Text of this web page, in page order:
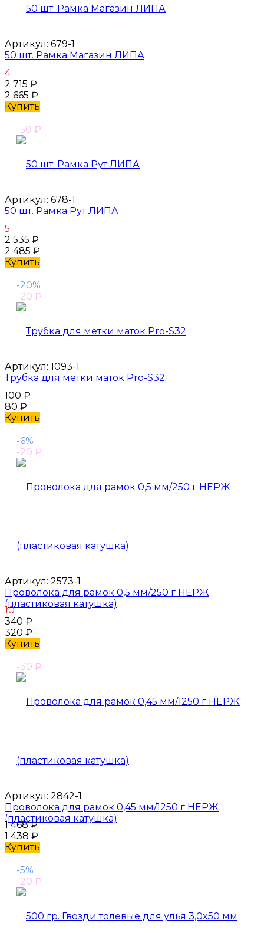
Артикул: 679-1
50 шт. Рамка Магазин ЛИПА
4
2 715 ₽
2 665 ₽
Купить
-50 ₽
Артикул: 678-1
50 шт. Рамка Рут ЛИПА
5
2 535 ₽
2 485 ₽
Купить
-20%
-20 ₽
Артикул: 1093-1
Трубка для метки маток Pro-S32
100 ₽
80 ₽
Купить
-6%
-20 ₽
Артикул: 2573-1
Проволока для рамок 0,5 мм/250 г НЕРЖ
(пластиковая катушка)
10
340 ₽
320 ₽
Купить
-30 ₽
Артикул: 2842-1
Проволока для рамок 0,45 мм/1250 г НЕРЖ
(пластиковая катушка)
1 468₽
1 438 ₽
Купить
-5%
-20 ₽